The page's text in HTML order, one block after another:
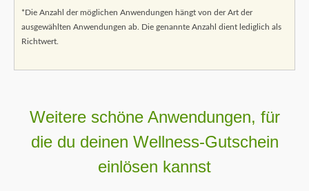
*Die Anzahl der möglichen Anwendungen hängt von der Art der
ausgewählten Anwendungen ab. Die genannte Anzahl dient lediglich als
Richtwert.
Weitere schöne Anwendungen, für
die du deinen Wellness-Gutschein
einlösen kannst